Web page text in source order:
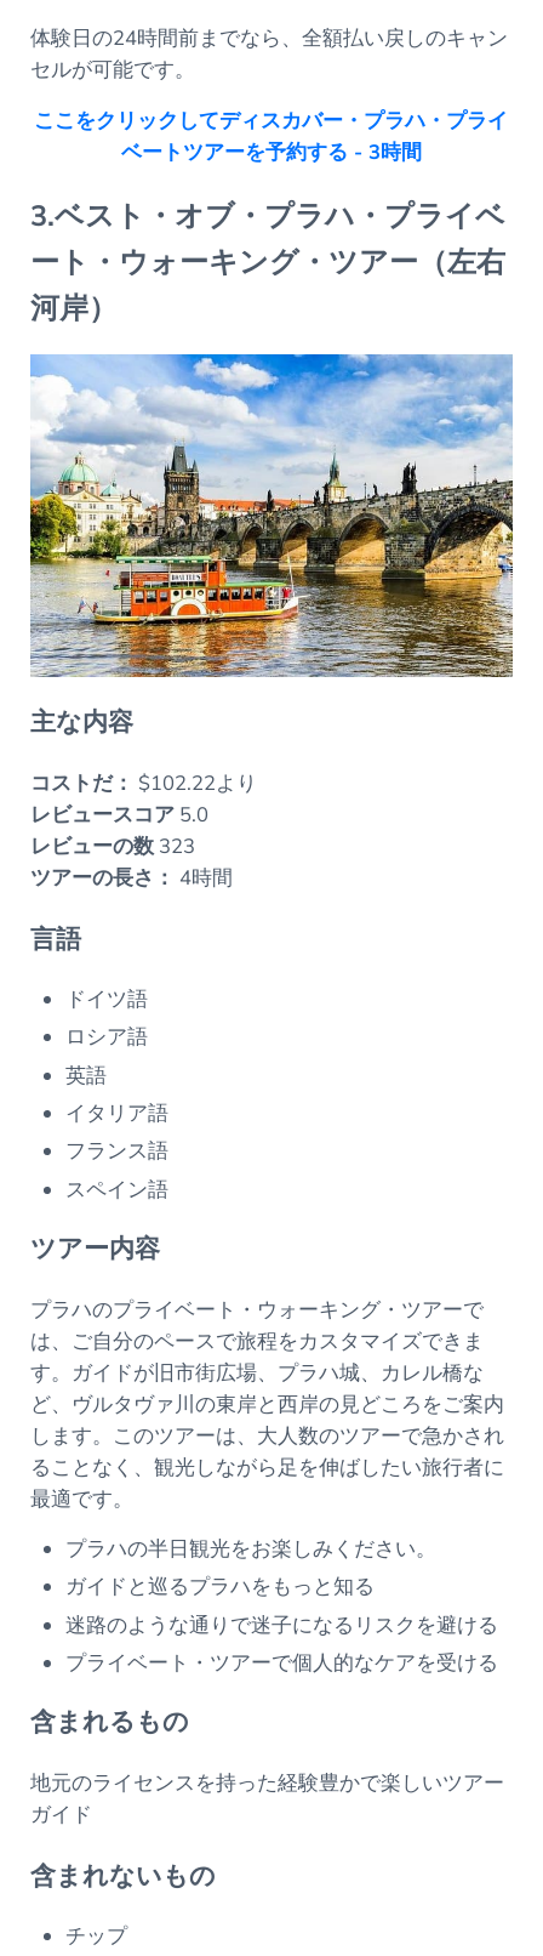
体験日の24時間前までなら、全額払い戻しのキャン
セルが可能です。
ここをクリックしてディスカバー・プラハ・プライ
ベートツアーを予約する - 3時間
3.ベスト・オブ・プラハ・プライベ
ート・ウォーキング・ツアー（左右
河岸）
主な内容
コストだ： $102.22より
レビュースコア5.0
レビューの数323
ツアーの長さ： 4時間
言語
ドイツ語
ロシア語
英語
イタリア語
フランス語
スペイン語
ツアー内容
プラハのプライベート・ウォーキング・ツアーで
は、ご自分のペースで旅程をカスタマイズできま
す。ガイドが旧市街広場、プラハ城、カレル橋な
ど、ヴルタヴァ川の東岸と西岸の見どころをご案内
します。このツアーは、大人数のツアーで急かされ
ることなく、観光しながら足を伸ばしたい旅行者に
最適です。
プラハの半日観光をお楽しみください。
ガイドと巡るプラハをもっと知る
迷路のような通りで迷子になるリスクを避ける
プライベート・ツアーで個人的なケアを受ける
含まれるもの
地元のライセンスを持った経験豊かで楽しいツアー
ガイド
含まれないもの
チップ